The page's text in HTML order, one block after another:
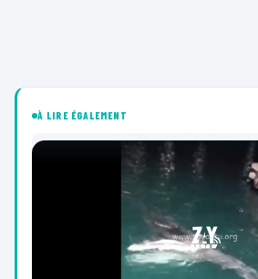
À LIRE ÉGALEMENT